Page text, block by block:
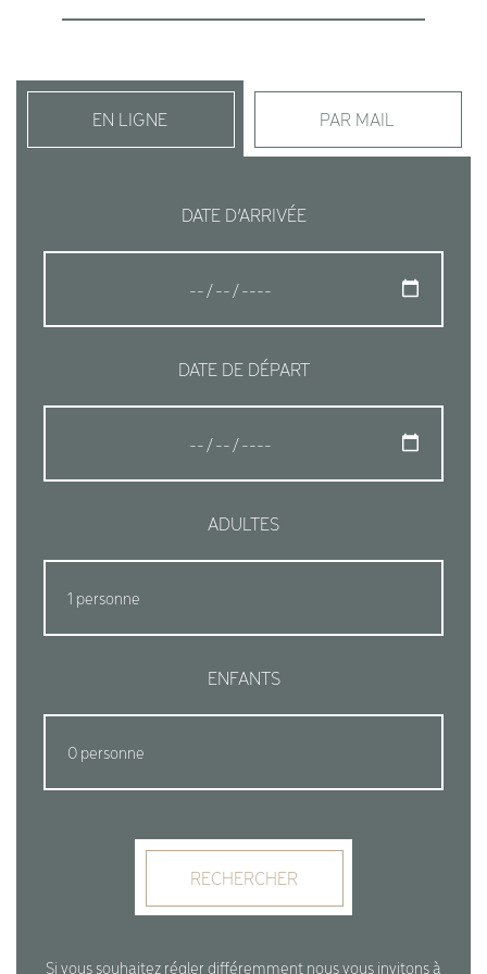
EN LIGNE PAR MAIL
DATE D’ARRIVÉE
DATE DE DÉPART
ADULTES
ENFANTS
RECHERCHER
Si vous souhaitez régler différemment nous vous invitons à